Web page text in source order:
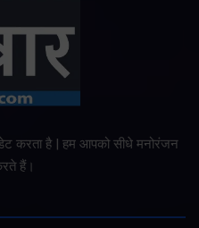
करता है | हम आपको सीधे मनोरंजन
हैं।